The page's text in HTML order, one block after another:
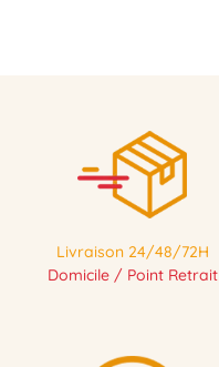
Livraison 24/48/72H
Domicile / Point Retrait